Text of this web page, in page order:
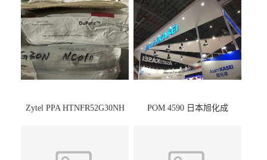
Zytel PPA HTNFR52G30NH POM 4590 日本旭化成